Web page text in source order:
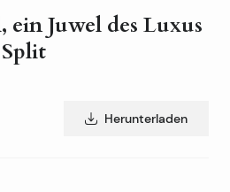
Juwel des Luxus
Herunterladen